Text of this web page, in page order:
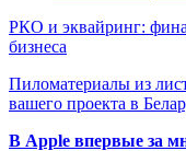
РКО и эквайринг:
бизнеса
Пиломатериалы из
вашего проекта в
В Apple впервые за